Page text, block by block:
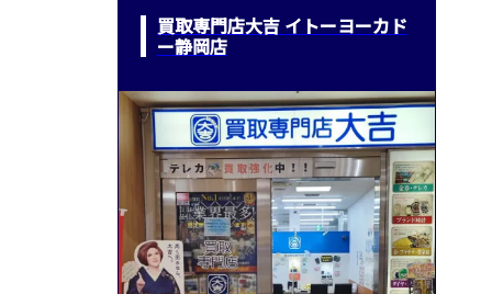
買取専門店大吉 イトーヨーカド
ー静岡店